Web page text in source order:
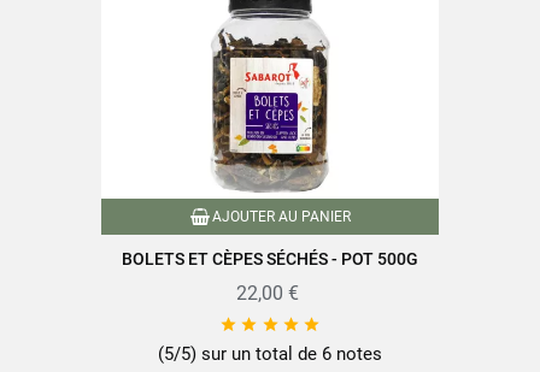
AJOUTER AU PANIER
BOLETS ET CÈPES SÉCHÉS - POT 500G
22,00 €
    
(5/5) sur un total de 6 notes